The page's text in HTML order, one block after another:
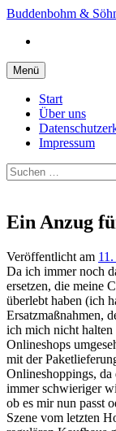
Springe
Inhalt
Buddenbohm &
Menü
Start
Über uns
Impressum
Suchen
nach:
Ein Anzug
Veröffentlicht am
Da ich immer noch
ersetzen, die meine
überlebt haben (ich
Ersatzmaßnahmen,
ich mich nicht halten
Onlineshops
mit der
Onlineshoppings, da
immer schwieriger
ob es mir nun passt
Szene vom letzten